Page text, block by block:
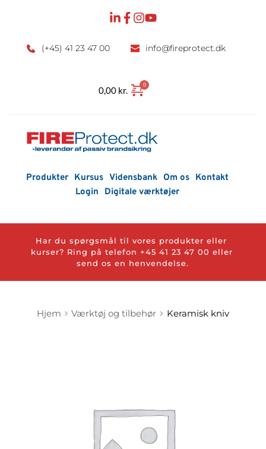
(+45) 41 23 47 00 info@fireprotect.dk
0,00 kr.
Produkter Kursus Vidensbank Om os
Kontakt
Login
Digitale værktøjer
Har du spørgsmål til vores produkter eller
kurser? Ring på telefon +45 41 23 47 00
send os en henvendelse.
Hjem Værktøj og tilbehør Keramisk kniv